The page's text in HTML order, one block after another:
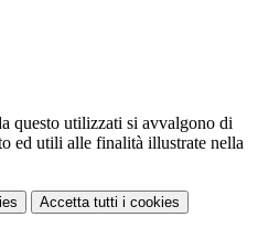
questo utilizzati si avvalgono di
ed utili alle finalità illustrate nella
Accetta tutti i cookies